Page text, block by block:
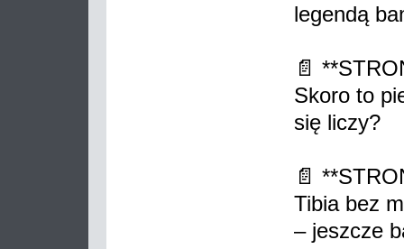
legendą
📄
Skoro to
się liczy?
📄
Tibia bez
– jeszcze